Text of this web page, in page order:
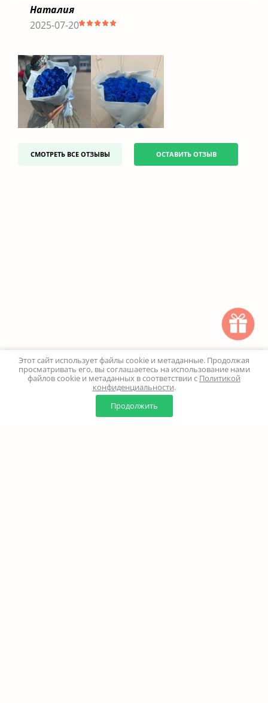
Наталия
2025-07-20
СМОТРЕТЬ ВСЕ ОТЗЫВЫ ОСТАВИТЬ ОТЗЫВ
0
Корзина
Этот сайт использует файлы cookie и метаданные. Продолжая
просматривать его, вы соглашаетесь на использование нами
файлов cookie и метаданных в соответствии с Политикой
конфиденциальности.
Продолжить